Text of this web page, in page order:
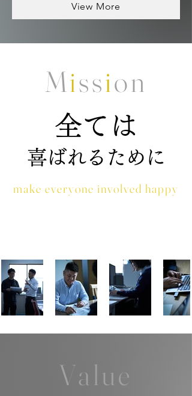
View More
Mission
make everyone involved happy
全ては
喜ばれるために
Value